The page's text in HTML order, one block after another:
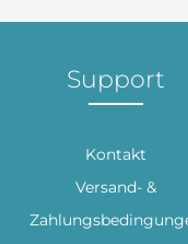
Support
Kontakt
Versand- &